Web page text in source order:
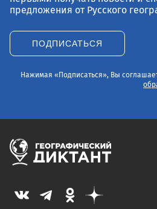
предложения от Русского
ПОДПИСАТЬСЯ
Нажимая «Подписаться», Вы